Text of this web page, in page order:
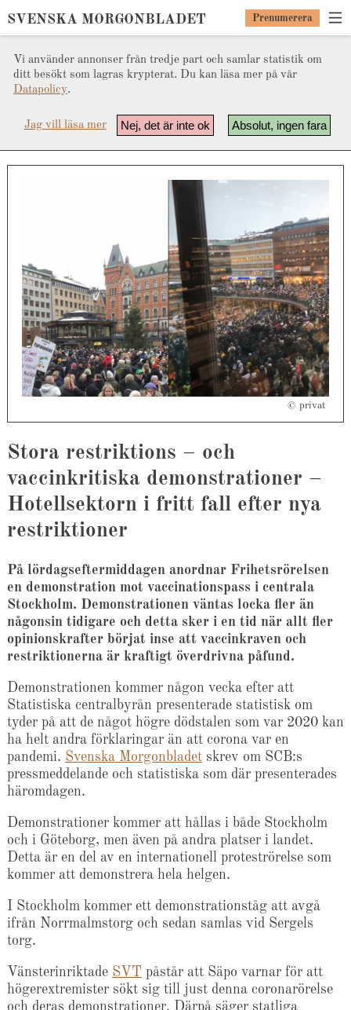
Vi använder annonser från tredje part och samlar statistik om
ditt besökt som lagras krypterat. Du kan läsa mer på vår
Datapolicy.
Absolut, ingen fara
Nej, det är inte ok
Jag vill läsa mer
SVENSKA MORGONBLADET Prenumerera
© privat
Stora restriktions – och
vaccinkritiska demonstrationer –
Hotellsektorn i fritt fall efter nya
restriktioner
På lördagseftermiddagen anordnar Frihetsrörelsen
en demonstration mot vaccinationspass i centrala
Stockholm. Demonstrationen väntas locka fler än
någonsin tidigare och detta sker i en tid när allt fler
opinionskrafter börjat inse att vaccinkraven och
restriktionerna är kraftigt överdrivna påfund.
Demonstrationen kommer någon vecka efter att
Statistiska centralbyrån presenterade statistisk om
tyder på att de något högre dödstalen som var 2020 kan
ha helt andra förklaringar än att corona var en
pandemi. Svenska Morgonbladet skrev om SCB:s
pressmeddelande och statistiska som där presenterades
häromdagen.
Demonstrationer kommer att hållas i både Stockholm
och i Göteborg, men även på andra platser i landet.
Detta är en del av en internationell proteströrelse som
kommer att demonstrera hela helgen.
I Stockholm kommer ett demonstrationståg att avgå
ifrån Norrmalmstorg och sedan samlas vid Sergels
torg.
Vänsterinriktade SVT påstår att Säpo varnar för att
högerextremister sökt sig till just denna coronarörelse
och deras demonstrationer. Därpå säger statliga